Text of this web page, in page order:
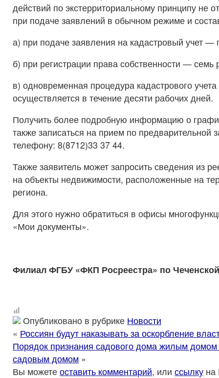
действий по экстерриториальному принципу не
при подаче заявлений в обычном режиме и
а) при подаче заявления на кадастровый учет —
б) при регистрации права собственности — семь
в) одновременная процедура кадастрового
осуществляется в течение десяти рабочих дней.
Получить более подробную информацию о
также записаться на прием по предварительной
телефону: 8(8712)33 37 44.
Также заявитель может запросить сведения из
на объекты недвижимости, расположенные на
региона.
Для этого нужно обратиться в офисы
«Мои документы».
Филиал ФГБУ «ФКП Росреестра» по
Опубликовано в рубрике Новости
« Россиян будут наказывать за оскорбление
Порядок признания садового дома жилым
садовым домом »
Вы можете оставить комментарий, или ссылку на